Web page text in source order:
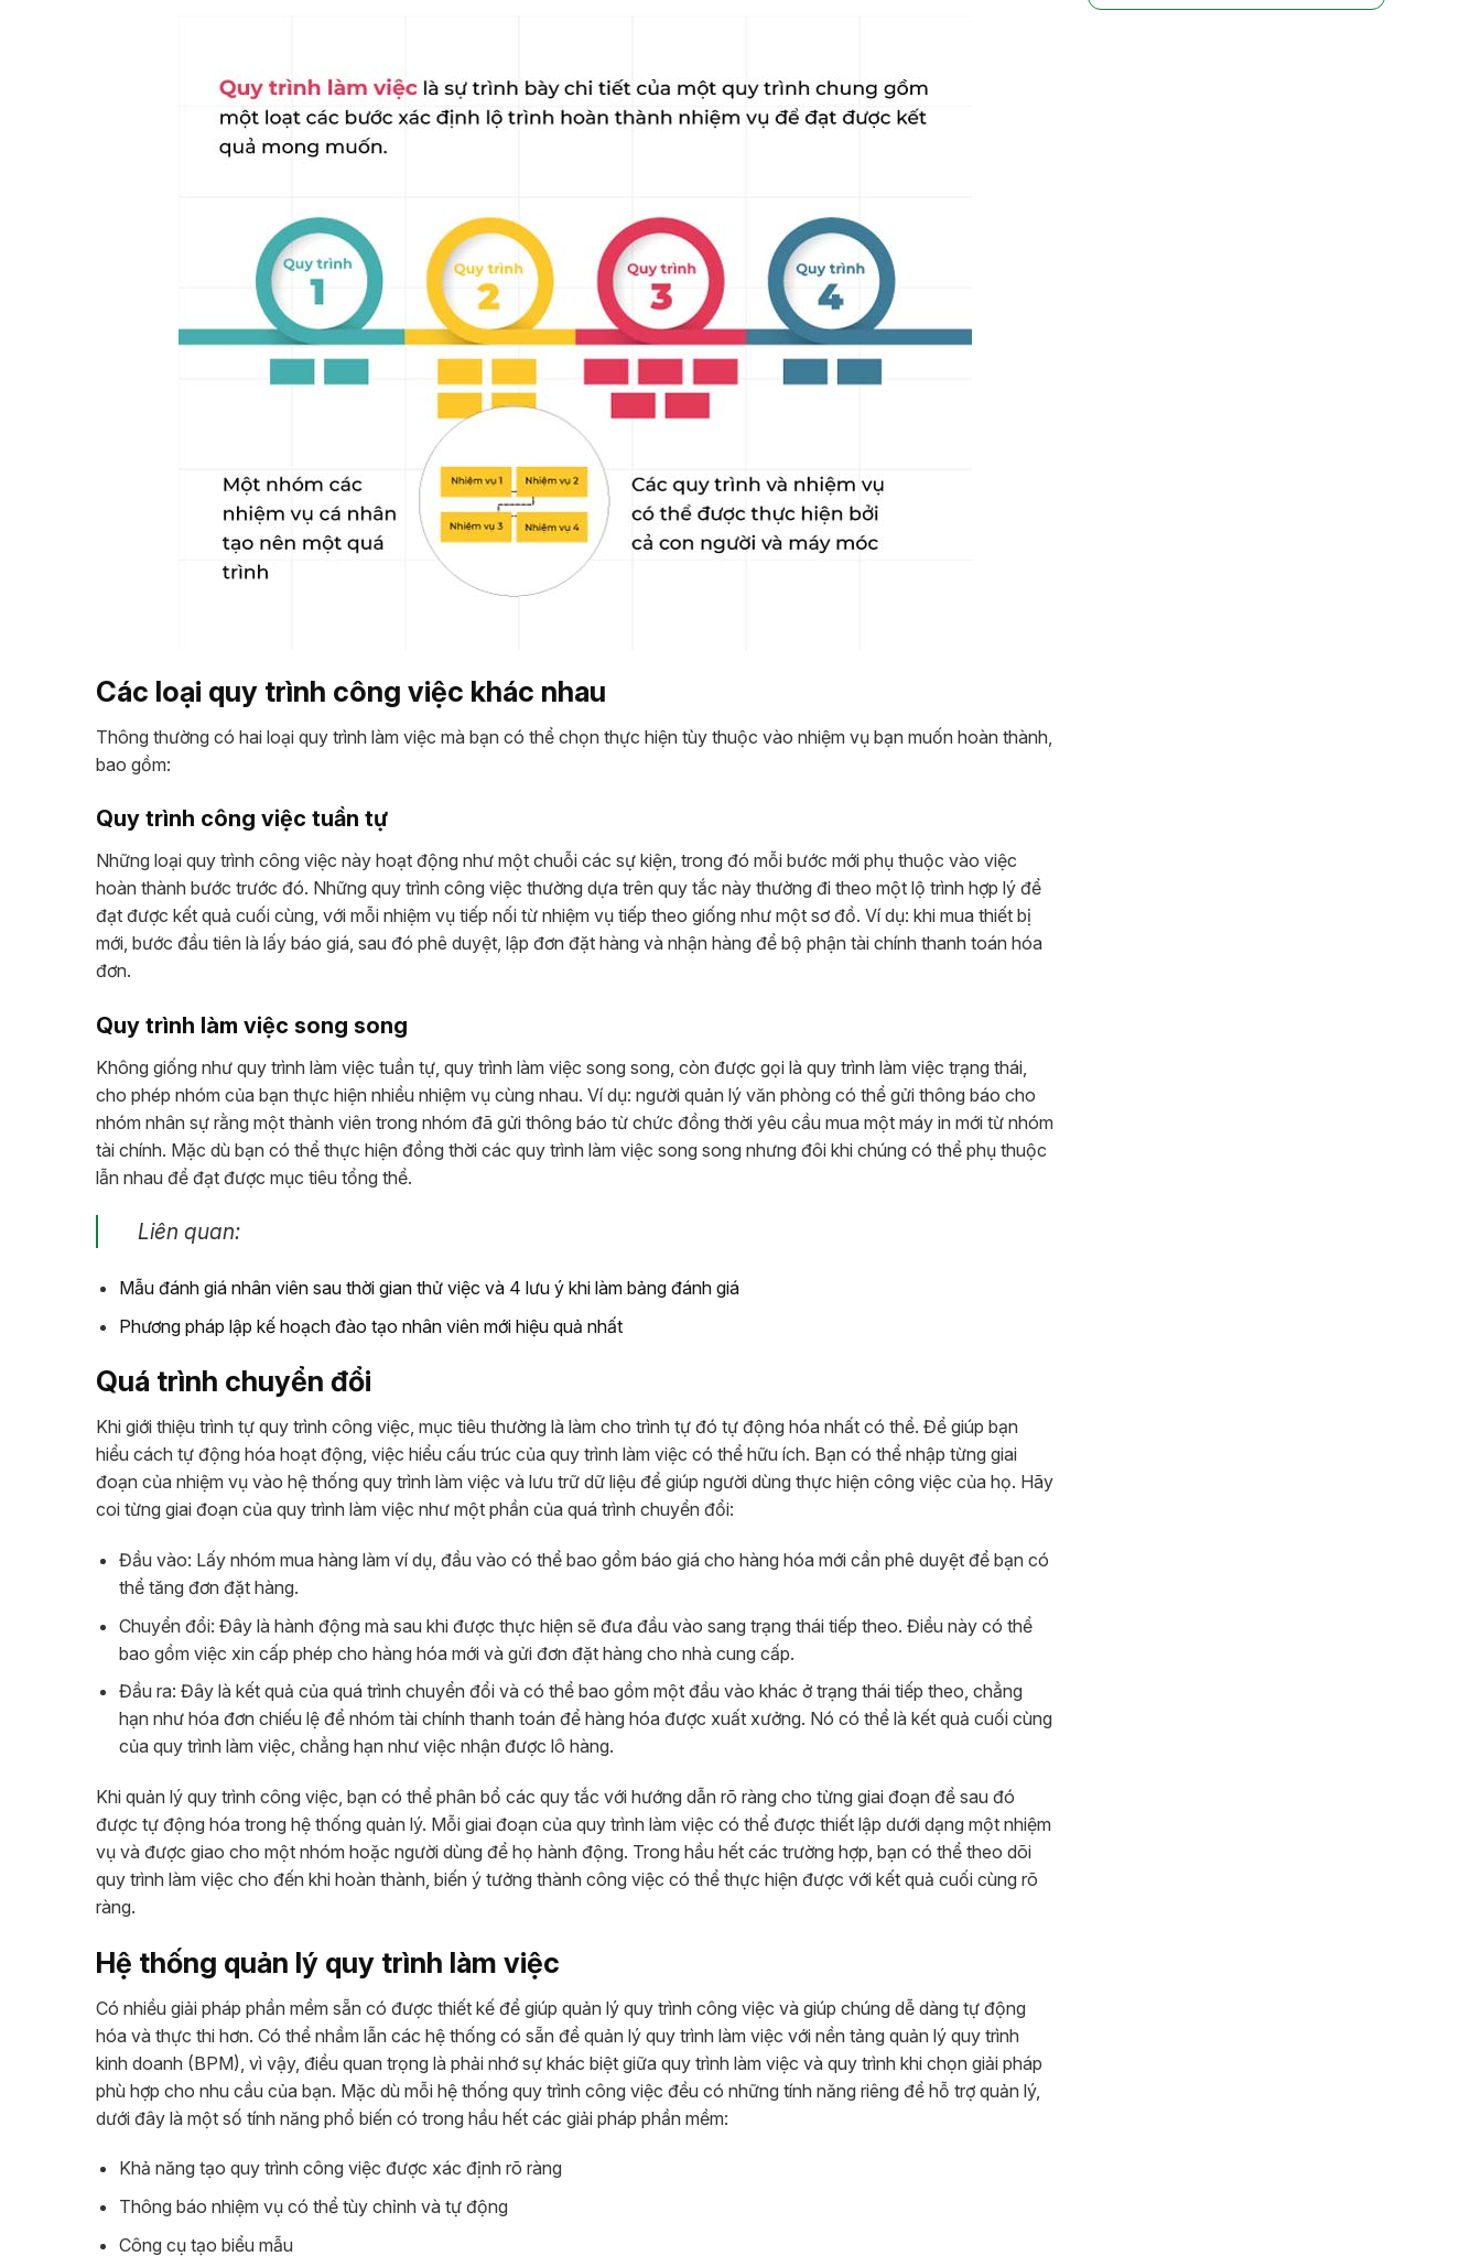
Các loại quy trình công việc khác nhau
Thông thường có hai loại quy trình làm việc mà bạn có thể chọn thực hiện tùy thuộc vào nhiệm vụ bạn muốn hoàn thành,
bao gồm:
Quy trình công việc tuần tự
Những loại quy trình công việc này hoạt động như một chuỗi các sự kiện, trong đó mỗi bước mới phụ thuộc vào việc
hoàn thành bước trước đó. Những quy trình công việc thường dựa trên quy tắc này thường đi theo một lộ trình hợp lý để
đạt được kết quả cuối cùng, với mỗi nhiệm vụ tiếp nối từ nhiệm vụ tiếp theo giống như một sơ đồ. Ví dụ: khi mua thiết bị
mới, bước đầu tiên là lấy báo giá, sau đó phê duyệt, lập đơn đặt hàng và nhận hàng để bộ phận tài chính thanh toán hóa
đơn.
Quy trình làm việc song song
Không giống như quy trình làm việc tuần tự, quy trình làm việc song song, còn được gọi là quy trình làm việc trạng thái,
cho phép nhóm của bạn thực hiện nhiều nhiệm vụ cùng nhau. Ví dụ: người quản lý văn phòng có thể gửi thông báo cho
nhóm nhân sự rằng một thành viên trong nhóm đã gửi thông báo từ chức đồng thời yêu cầu mua một máy in mới từ nhóm
tài chính. Mặc dù bạn có thể thực hiện đồng thời các quy trình làm việc song song nhưng đôi khi chúng có thể phụ thuộc
lẫn nhau để đạt được mục tiêu tổng thể.
Liên quan:
Mẫu đánh giá nhân viên sau thời gian thử việc và 4 lưu ý khi làm bảng đánh giá
Phương pháp lập kế hoạch đào tạo nhân viên mới hiệu quả nhất
Quá trình chuyển đổi
Khi giới thiệu trình tự quy trình công việc, mục tiêu thường là làm cho trình tự đó tự động hóa nhất có thể. Để giúp bạn
hiểu cách tự động hóa hoạt động, việc hiểu cấu trúc của quy trình làm việc có thể hữu ích. Bạn có thể nhập từng giai
đoạn của nhiệm vụ vào hệ thống quy trình làm việc và lưu trữ dữ liệu để giúp người dùng thực hiện công việc của họ. Hãy
coi từng giai đoạn của quy trình làm việc như một phần của quá trình chuyển đổi:
Đầu vào: Lấy nhóm mua hàng làm ví dụ, đầu vào có thể bao gồm báo giá cho hàng hóa mới cần phê duyệt để bạn có
thể tăng đơn đặt hàng.
Chuyển đổi: Đây là hành động mà sau khi được thực hiện sẽ đưa đầu vào sang trạng thái tiếp theo. Điều này có thể
bao gồm việc xin cấp phép cho hàng hóa mới và gửi đơn đặt hàng cho nhà cung cấp.
Đầu ra: Đây là kết quả của quá trình chuyển đổi và có thể bao gồm một đầu vào khác ở trạng thái tiếp theo, chẳng
hạn như hóa đơn chiếu lệ để nhóm tài chính thanh toán để hàng hóa được xuất xưởng. Nó có thể là kết quả cuối cùng
của quy trình làm việc, chẳng hạn như việc nhận được lô hàng.
Khi quản lý quy trình công việc, bạn có thể phân bổ các quy tắc với hướng dẫn rõ ràng cho từng giai đoạn để sau đó
được tự động hóa trong hệ thống quản lý. Mỗi giai đoạn của quy trình làm việc có thể được thiết lập dưới dạng một nhiệm
vụ và được giao cho một nhóm hoặc người dùng để họ hành động. Trong hầu hết các trường hợp, bạn có thể theo dõi
quy trình làm việc cho đến khi hoàn thành, biến ý tưởng thành công việc có thể thực hiện được với kết quả cuối cùng rõ
ràng.
Hệ thống quản lý quy trình làm việc
Có nhiều giải pháp phần mềm sẵn có được thiết kế để giúp quản lý quy trình công việc và giúp chúng dễ dàng tự động
hóa và thực thi hơn. Có thể nhầm lẫn các hệ thống có sẵn để quản lý quy trình làm việc với nền tảng quản lý quy trình
kinh doanh (BPM), vì vậy, điều quan trọng là phải nhớ sự khác biệt giữa quy trình làm việc và quy trình khi chọn giải pháp
phù hợp cho nhu cầu của bạn. Mặc dù mỗi hệ thống quy trình công việc đều có những tính năng riêng để hỗ trợ quản lý,
dưới đây là một số tính năng phổ biến có trong hầu hết các giải pháp phần mềm:
Khả năng tạo quy trình công việc được xác định rõ ràng
Thông báo nhiệm vụ có thể tùy chỉnh và tự động
Công cụ tạo biểu mẫu